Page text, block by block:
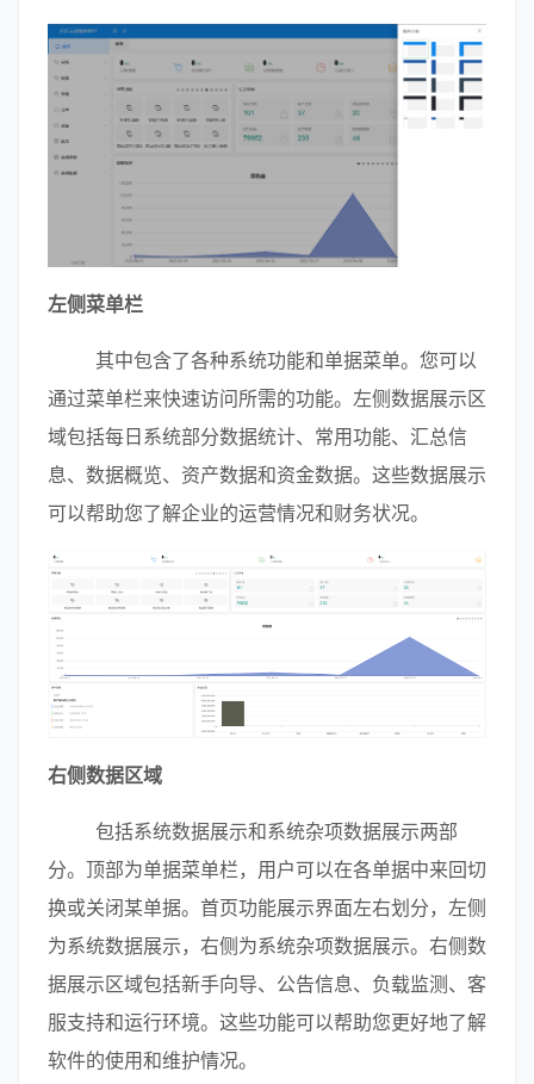
左侧菜单栏
通过菜单栏来快速访问所需的功能。左侧数据展示区
域包括每日系统部分数据统计、常用功能、汇总信
息、数据概览、资产数据和资金数据。这些数据展示
可以帮助您了解企业的运营情况和财务状况。
右侧数据区域
分。顶部为单据菜单栏，用户可以在各单据中来回切
换或关闭某单据。首页功能展示界面左右划分，左侧
为系统数据展示，右侧为系统杂项数据展示。右侧数
据展示区域包括新手向导、公告信息、负载监测、客
服支持和运行环境。这些功能可以帮助您更好地了解
软件的使用和维护情况。